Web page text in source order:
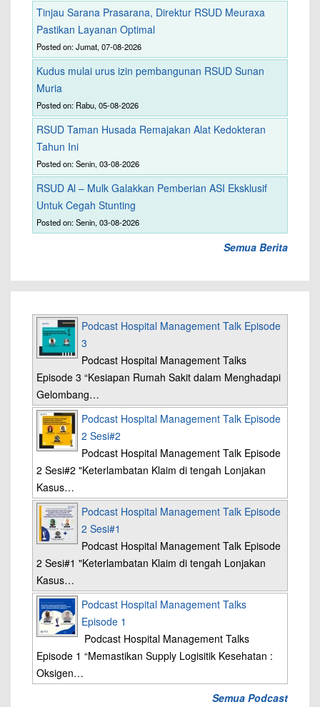
Tinjau Sarana Prasarana, Direktur RSUD Meuraxa
Pastikan Layanan Optimal
Posted on: Jumat, 07-08-2026
Kudus mulai urus izin pembangunan RSUD Sunan
Muria
Posted on: Rabu, 05-08-2026
RSUD Taman Husada Remajakan Alat Kedokteran
Tahun Ini
Posted on: Senin, 03-08-2026
RSUD Al – Mulk Galakkan Pemberian ASI Eksklusif
Untuk Cegah Stunting
Posted on: Senin, 03-08-2026
Semua Berita
Podcast Hospital Management Talk Episode
3
Podcast Hospital Management Talks
Episode 3 “Kesiapan Rumah Sakit dalam Menghadapi
Gelombang…
Podcast Hospital Management Talk Episode
2 Sesi#2
Podcast Hospital Management Talk Episode
2 Sesi#2 "Keterlambatan Klaim di tengah Lonjakan
Kasus…
Podcast Hospital Management Talk Episode
2 Sesi#1
Podcast Hospital Management Talk Episode
2 Sesi#1 "Keterlambatan Klaim di tengah Lonjakan
Kasus…
Podcast Hospital Management Talks
Episode 1
Podcast Hospital Management Talks
Episode 1 “Memastikan Supply Logisitik Kesehatan :
Oksigen…
Semua Podcast